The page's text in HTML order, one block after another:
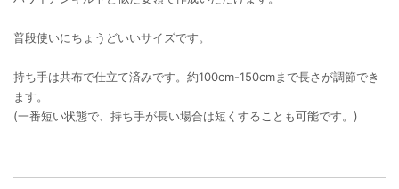
普段使いにちょうどいいサイズです。
持ち手は共布で仕立て済みです。約100cm-150cmまで長さが調節でき
ます。
(一番短い状態で、持ち手が長い場合は短くすることも可能です。)